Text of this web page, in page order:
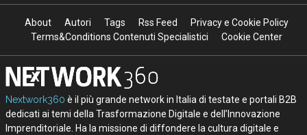
About Autori Tags Rss Feed
Privacy e Cookie Policy
Terms&Conditions Contenuti Specialistici
Cookie Center
Nextwork360 è il più grande network in Italia di testate e portali B2B
dedicati ai temi della Trasformazione Digitale e dell’Innovazione
Imprenditoriale. Ha la missione di diffondere la cultura digitale e